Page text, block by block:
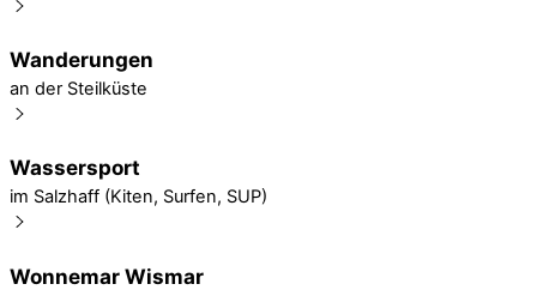
Wanderungen
an der Steilküste
Wassersport
im Salzhaff (Kiten, Surfen, SUP)
Wonnemar Wismar